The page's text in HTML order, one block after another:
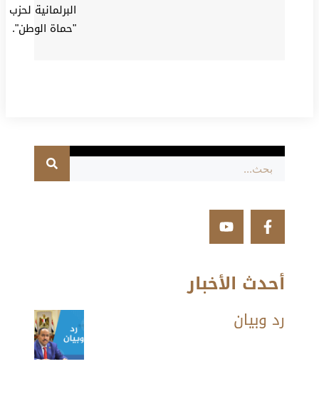
البرلمانية لحزب
"حماة الوطن".
أحدث الأخبار
رد وبيان